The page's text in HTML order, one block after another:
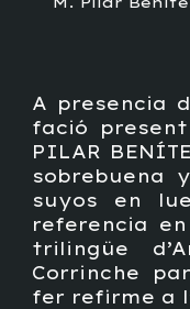
A presencia
fació
PILAR
sobrebuena
suyos en
referencia
trilingüe
Corrinche
fer refirme a